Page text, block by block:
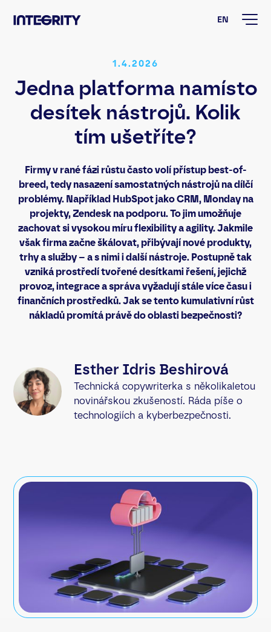
EN
1.4.2026
Jedna platforma namísto
desítek nástrojů. Kolik
tím ušetříte?
Firmy v rané fázi růstu často volí přístup best-of-
breed, tedy nasazení samostatných nástrojů na dílčí
problémy. Například HubSpot jako CRM, Monday na
projekty, Zendesk na podporu. To jim umožňuje
zachovat si vysokou míru flexibility a agility. Jakmile
však firma začne škálovat, přibývají nové produkty,
trhy a služby – a s nimi i další nástroje. Postupně tak
vzniká prostředí tvořené desítkami řešení, jejichž
provoz, integrace a správa vyžadují stále více času i
finančních prostředků. Jak se tento kumulativní růst
nákladů promítá právě do oblasti bezpečnosti?
Esther Idris Beshirová
Technická copywriterka s několikaletou
novinářskou zkušeností. Ráda píše o
technologiích a kyberbezpečnosti.